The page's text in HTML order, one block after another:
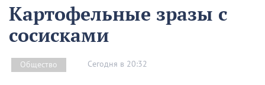
Картофельные зразы с
сосисками
Общество Сегодня в 20:32